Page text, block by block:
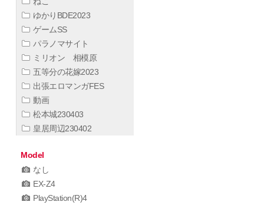
ゆかりBDE2023
ゲームSS
パラノマサイト
ミリオン 相模原
五等分の花嫁2023
出張エロマンガFES
動画
松本城230403
皇居周辺230402
Model
なし
EX-Z4
PlayStation(R)4